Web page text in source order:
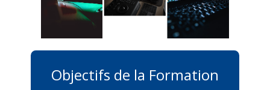
Objectifs de la Formation